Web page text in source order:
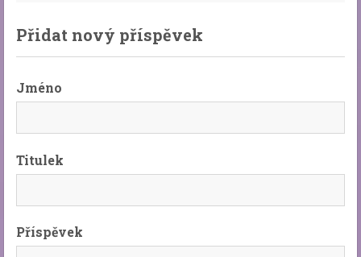
Přidat nový příspěvek
Jméno
Titulek
Příspěvek